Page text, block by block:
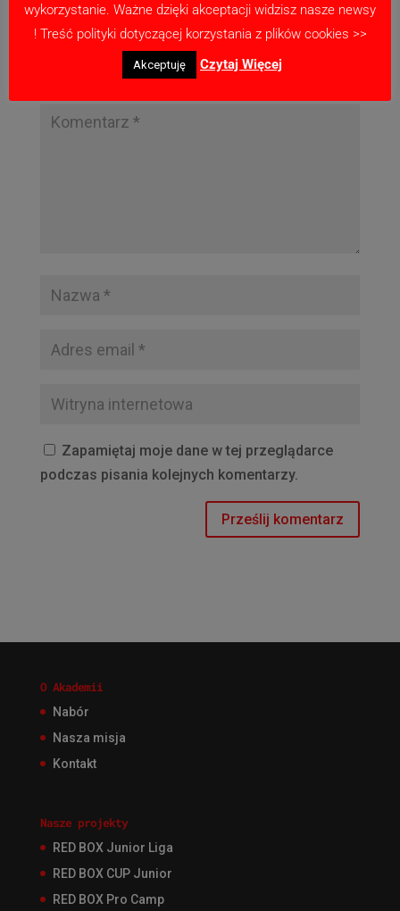
Prześlij komentarz
Twój adres email nie zostanie opublikowany.
Wymagane pola są oznaczone
Zapamiętaj moje dane w tej przeglądarce
podczas pisania kolejnych komentarzy.
O Akademii
Nabór
Nasza misja
Kontakt
Nasze projekty
RED BOX Junior Liga
RED BOX CUP Junior
RED BOX Pro Camp
wykorzystanie. Ważne dzięki akceptacji widzisz nasze newsy
! Treść polityki dotyczącej korzystania z plików cookies >>
Akceptuję Czytaj Więcej